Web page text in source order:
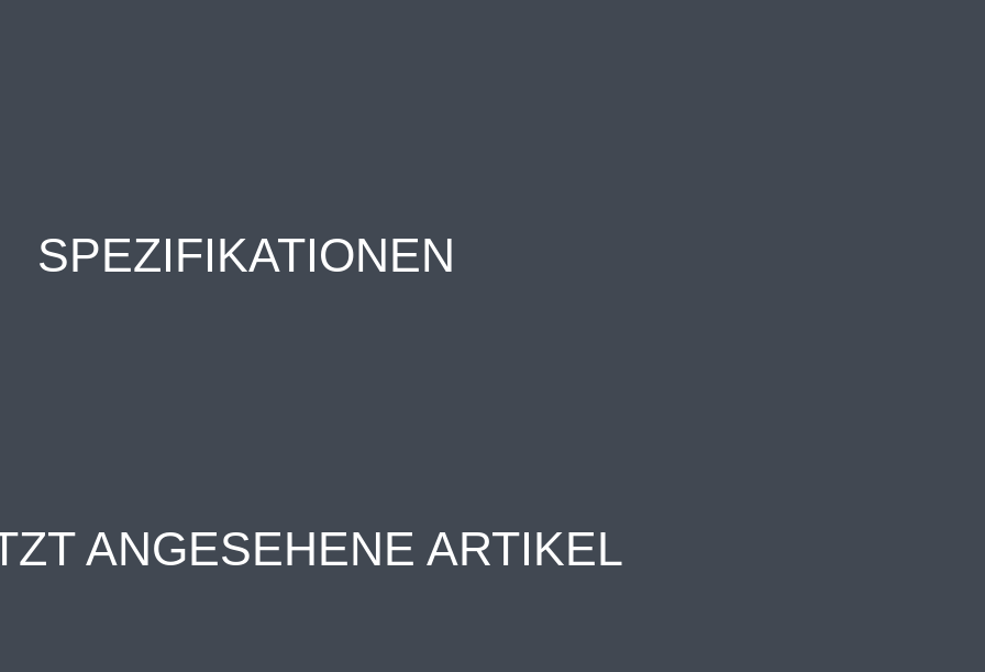
SPEZIFIKATIONEN
ANGESEHENE ARTIKEL